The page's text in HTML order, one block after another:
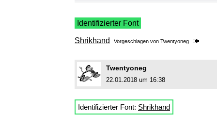
Identifizierter Font
Shrikhand Vorgeschlagen von Twentyoneg
Twentyoneg
22.01.2018 um 16:38
Identifizierter Font: Shrikhand